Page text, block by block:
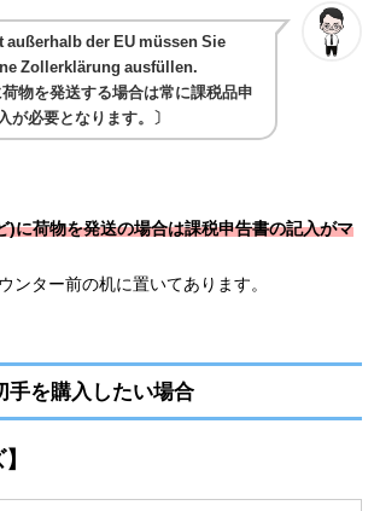
außerhalb der EU müssen Sie
Zollerklärung ausfüllen.
荷物を発送する場合は常に課税品申
が必要となります。〕
)に荷物を発送の場合は課税申告書の記入がマ
ンター前の机に置いてあります。
手を購入したい場合